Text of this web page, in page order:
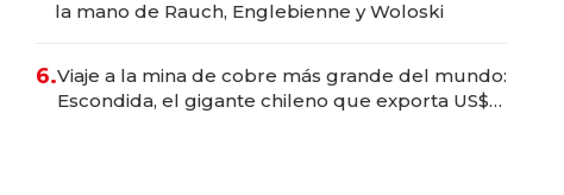
la mano de Rauch, Englebienne y Woloski
6.Viaje a la mina de cobre más grande del mundo:
Escondida, el gigante chileno que exporta US$